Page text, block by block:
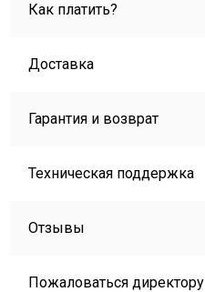
Как платить?
Доставка
Гарантия и возврат
Техническая поддержка
Отзывы
Пожаловаться директору